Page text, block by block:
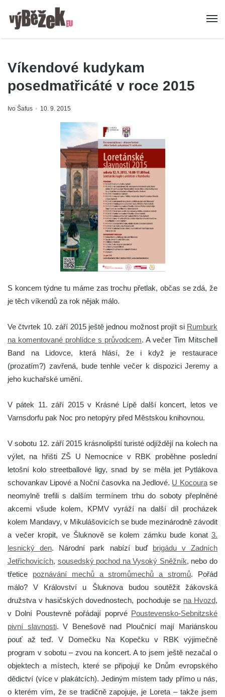
Víkendové kudykam
posedmatřicáté v roce 2015
Ivo Šafus 10. 9. 2015
S koncem týdne tu máme zas trochu přetlak, občas se zdá, že
je těch víkendů za rok nějak málo.
Ve čtvrtek 10. září 2015 ještě jednou možnost projít si Rumburk
na komentované prohlídce s průvodcem. A večer Tim Mitschell
Band na Lidovce, která hlásí, že i když je restaurace
(prozatím?) zavřená, bude tenhle večer k dispozici Jeremy a
jeho kuchařské umění.
V pátek 11. září 2015 v Krásné Lípě další koncert, letos ve
Varnsdorfu pak Noc pro netopýry před Městskou knihovnou.
V sobotu 12. září 2015 krásnolipští turisté odjíždějí na kolech na
výlet, na hřišti ZŠ U Nemocnice v RBK proběhne poslední
letošní kolo streetballové ligy, snad by se měla jet Pytlákova
schovankav Lipové a Noční časovka na Jedlové. U Kocourase
neomylně trefili s dalším termínem trhu do soboty přeplněné
akcemi všude kolem, KPMV vyráží na další díl procházek
kolem Mandavy, v Mikulášovicích se bude mezinárodně závodit
a večer kropit, ve Šluknově se kolem zámku bude konat 3.
lesnický den. Národní park nabízí buď brigádu v Zadních
Jetřichovicích, sousedský pochod na Vysoký Sněžník, nebo do
třetice poznávání mechů a stromůmechů a stromů. Pořád
málo? V Království u Šluknova budou soutěžit žákovská
družstva v hasičských dovednostech, pochoduje se na Hvozd,
v Dolní Poustevně pořádají poprvé Poustevensko-Sebnitzské
pivní slavnosti. V Benešově nad Ploučnicí mají Mariánskou
pouť až teď. V Domečku Na Kopečku v RBK výjimečně
program v sobotu – zvou na koncert. A to jsem ještě nezačal o
objektech a místech, které se připojují ke Dnům evropského
dědictví (více v plakátcích). Jediným místem tady přímo u nás,
o kterém vím, že se tradičně zapojuje, je Loreta – takže jsem